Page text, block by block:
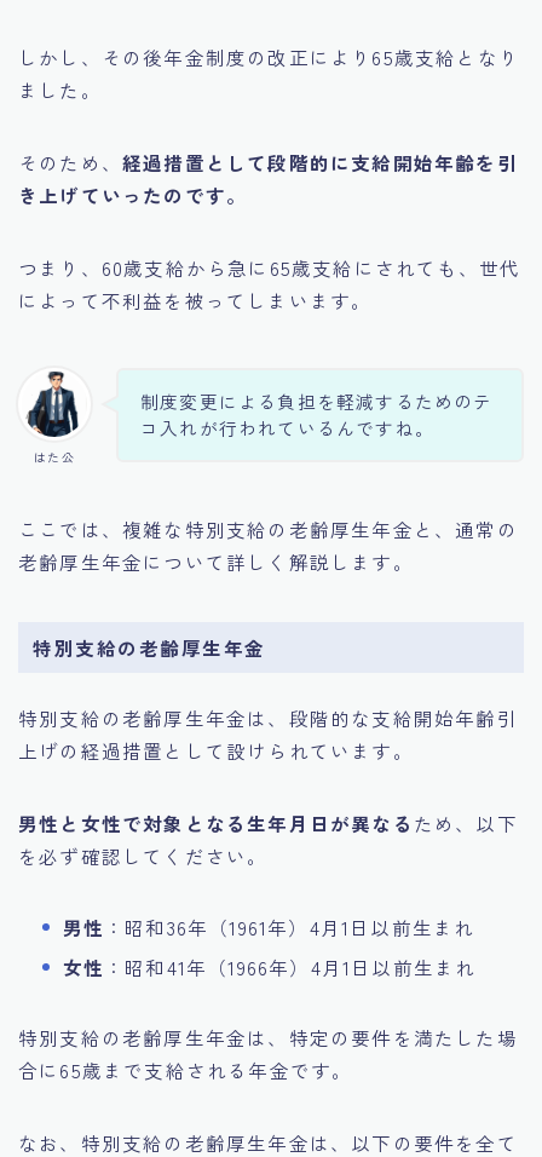
しかし、その後年金制度の改正により65歳支給となり
ました。
そのため、 経過措置として段階的に支給開始年齢を引
き上げていったのです。
つまり、60歳支給から急に65歳支給にされても、世代
によって不利益を被ってしまいます。
はた公
制度変更による負担を軽減するためのテ
コ入れが行われているんですね。
ここでは、複雑な特別支給の老齢厚生年金と、通常の
老齢厚生年金について詳しく解説します。
特別支給の老齢厚生年金
特別支給の老齢厚生年金は、段階的な支給開始年齢引
上げの経過措置として設けられています。
男性と女性で対象となる生年月日が異なる ため、以下
を必ず確認してください。
男性 ：昭和36年（1961年）4月1日以前生まれ
女性 ：昭和41年（1966年）4月1日以前生まれ
特別支給の老齢厚生年金は、特定の要件を満たした場
合に65歳まで支給される年金です。
なお、特別支給の老齢厚生年金は、以下の要件を全て